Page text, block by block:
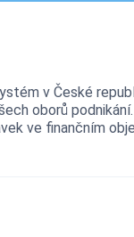
v České
oborů podnikání.
ve finančním